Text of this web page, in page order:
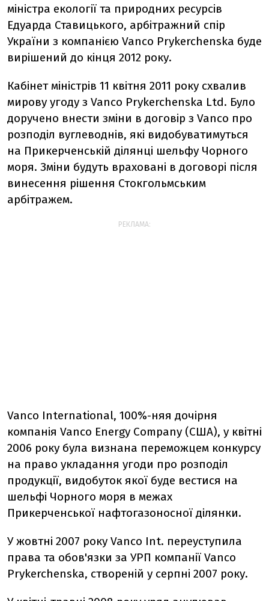
міністра екології та природних ресурсів
Едуарда Ставицького, арбітражний спір
України з компанією Vanco Prykerchenska буде
вирішений до кінця 2012 року.
Кабінет міністрів 11 квітня 2011 року схвалив
мирову угоду з Vanco Prykerchenska Ltd. Було
доручено внести зміни в договір з Vanco про
розподіл вуглеводнів, які видобуватимуться
на Прикерченській ділянці шельфу Чорного
моря. Зміни будуть враховані в договорі після
винесення рішення Стокгольмським
арбітражем.
РЕКЛАМА:
Vanco International, 100%-няя дочірня
компанія Vanco Energy Company (США), у квітні
2006 року була визнана переможцем конкурсу
на право укладання угоди про розподіл
продукції, видобуток якої буде вестися на
шельфі Чорного моря в межах
Прикерченської нафтогазоносної ділянки.
У жовтні 2007 року Vanco Int. переуступила
права та обов'язки за УРП компанії Vanco
Prykerchenska, створеній у серпні 2007 року.